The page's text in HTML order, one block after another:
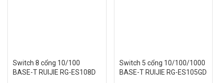
Switch 8 cổng 10/100
BASE-T RUIJIE RG-ES108D
Switch 5 cổng 10/100/1000
BASE-T RUIJIE RG-ES105GD